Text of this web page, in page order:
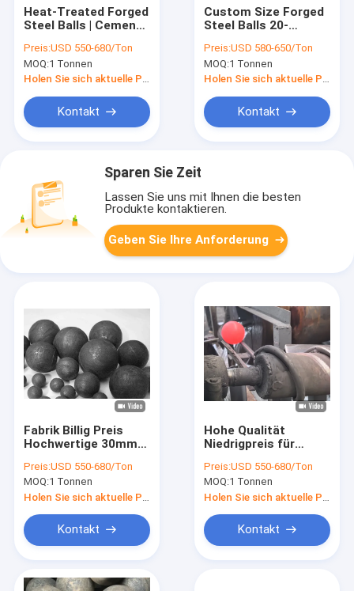
Heat-Treated Forged
Steel Balls | Cement
Ready
Preis:USD 550-680/Ton
MOQ:1 Tonnen
Holen Sie sich aktuelle Preis
Kontakt
Custom Size Forged
Steel Balls 20-
High Impact
Toughness
Preis:USD 580-650/Ton
MOQ:1 Tonnen
Holen Sie sich aktuelle Preis
Kontakt
Sparen Sie Zeit
Lassen Sie uns mit Ihnen die besten
Produkte kontaktieren.
Geben Sie Ihre Anforderung
Fabrik Billig Preis
Hochwertige 30mm
100mm
Warmwalzstahl
Preis:USD 550-680/Ton
MOQ:1 Tonnen
Kontakt
Hohe Qualität
Niedrigpreis für
Stahlwerke
Preis:USD 550-680/Ton
MOQ:1 Tonnen
Kontakt